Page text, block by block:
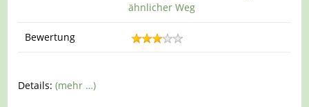
ähnlicher Weg
Bewertung
Details:(mehr …)